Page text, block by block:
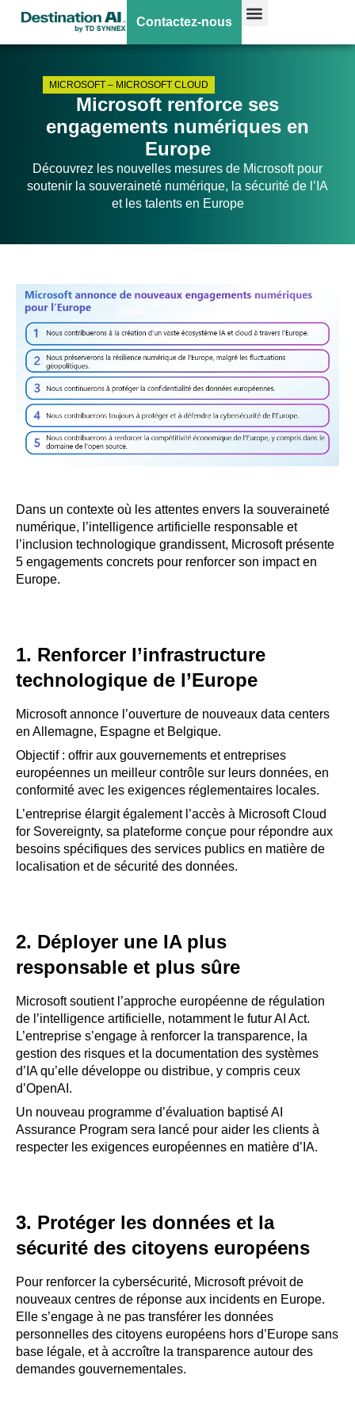
Contactez-nous
MICROSOFT – MICROSOFT CLOUD
Microsoft renforce ses
engagements numériques en
Europe
Découvrez les nouvelles mesures de Microsoft pour
soutenir la souveraineté numérique, la sécurité de l’IA
et les talents en Europe
Dans un contexte où les attentes envers la souveraineté
numérique, l’intelligence artificielle responsable et
l’inclusion technologique grandissent, Microsoft présente
5 engagements concrets pour renforcer son impact en
Europe.
1. Renforcer l’infrastructure
technologique de l’Europe
Microsoft annonce l’ouverture de nouveaux data centers
en Allemagne, Espagne et Belgique.
Objectif : offrir aux gouvernements et entreprises
européennes un meilleur contrôle sur leurs données, en
conformité avec les exigences réglementaires locales.
L’entreprise élargit également l’accès à Microsoft Cloud
for Sovereignty, sa plateforme conçue pour répondre aux
besoins spécifiques des services publics en matière de
localisation et de sécurité des données.
2. Déployer une IA plus
responsable et plus sûre
Microsoft soutient l’approche européenne de régulation
de l’intelligence artificielle, notamment le futur AI Act.
L’entreprise s’engage à renforcer la transparence, la
gestion des risques et la documentation des systèmes
d’IA qu’elle développe ou distribue, y compris ceux
d’OpenAI.
Un nouveau programme d’évaluation baptisé AI
Assurance Program sera lancé pour aider les clients à
respecter les exigences européennes en matière d’IA.
3. Protéger les données et la
sécurité des citoyens européens
Pour renforcer la cybersécurité, Microsoft prévoit de
nouveaux centres de réponse aux incidents en Europe.
Elle s’engage à ne pas transférer les données
personnelles des citoyens européens hors d’Europe sans
base légale, et à accroître la transparence autour des
demandes gouvernementales.